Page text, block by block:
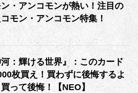
・アンコモンが熱い！注目の
モン・アンコモン特集！
河：輝ける世界』：このカード
枚買え！買わずに後悔するよ
って後悔！【NEO】